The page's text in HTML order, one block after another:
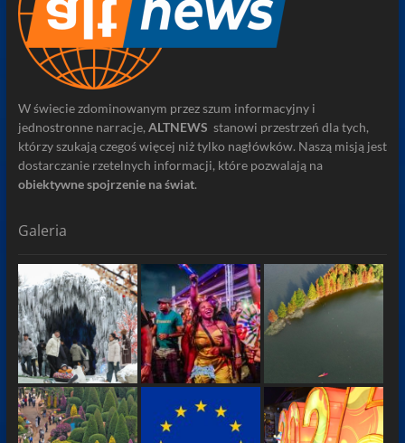
W świecie zdominowanym przez szum informacyjny i
jednostronne narracje, ALTNEWS stanowi przestrzeń dla tych,
którzy szukają czegoś więcej niż tylko nagłówków. Naszą misją jest
dostarczanie rzetelnych informacji, które pozwalają na
obiektywne spojrzenie na świat.
Galeria